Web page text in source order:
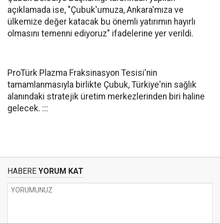
açıklamada ise, "Çubuk'umuza, Ankara'mıza ve
ülkemize değer katacak bu önemli yatırımın hayırlı
olmasını temenni ediyoruz" ifadelerine yer verildi.
ProTürk Plazma Fraksinasyon Tesisi'nin
tamamlanmasıyla birlikte Çubuk, Türkiye'nin sağlık
alanındaki stratejik üretim merkezlerinden biri haline
gelecek. :::
HABERE YORUM KAT